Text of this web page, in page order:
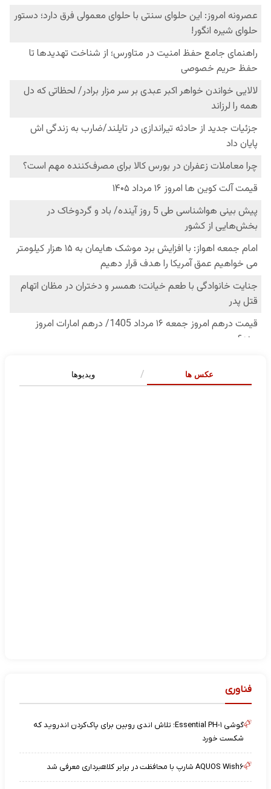
عکس ها ویدیوها
فناوری
گوشی Essential PH-۱؛ تلاش اندی روبین برای پاک‌کردن اندروید که
شکست خورد
AQUOS Wish۶ شارپ با محافظت در برابر کلاهبرداری معرفی شد